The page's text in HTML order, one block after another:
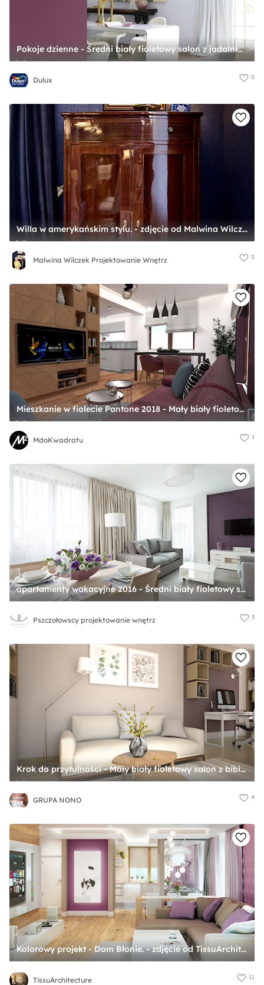
Pokoje dzienne - Średni biały fioletowy salon z jadalnią - zdjęcie od Dulux
Dulux 0
Willa w amerykańskim stylu. - zdjęcie od Malwina Wilczek Projektowanie Wnętrz
Malwina Wilczek Projektowanie Wnętrz 5
Mieszkanie w fiolecie Pantone 2018 - Mały biały fioletowy salon z kuchnią z jadalnią, styl glamour - zdjęcie od MdoKwadratu
MdoKwadratu 1
apartamenty wakacyjne 2016 - Średni biały fioletowy salon z jadalnią, styl nowoczesny - zdjęcie od Pszczołowscy projektowanie wnętrz
Pszczołowscy projektowanie wnętrz 3
Krok do przytulności - Mały biały fioletowy salon z bibiloteczką - zdjęcie od GRUPA NONO
GRUPA NONO 4
Kolorowy projekt - Dom Błonie. - zdjęcie od TissuArchitecture
TissuArchitecture 11